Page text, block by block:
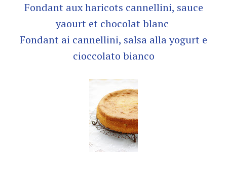
Fondant aux haricots cannellini, sauce
yaourt et chocolat blanc
Fondant ai cannellini, salsa alla yogurt e
cioccolato bianco